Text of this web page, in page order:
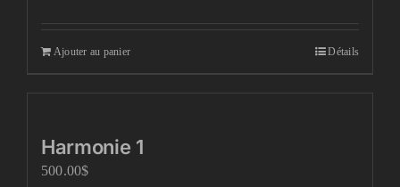
Ajouter au panier Détails
Harmonie 1
500.00$